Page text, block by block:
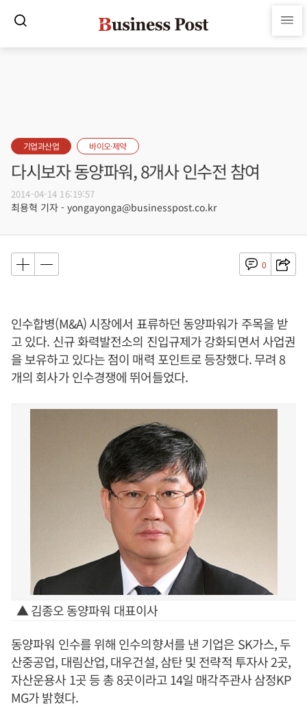
기업과산업 바이오·제약
다시보자 동양파워, 8개사 인수전 참여
2014-04-14 16:19:57
최용혁 기자 - yongayonga@businesspost.co.kr
0
인수합병(M&A) 시장에서 표류하던 동양파워가 주목을 받
고 있다. 신규 화력발전소의 진입규제가 강화되면서 사업권
을 보유하고 있다는 점이 매력 포인트로 등장했다. 무려 8
개의 회사가 인수경쟁에 뛰어들었다.
▲ 김종오 동양파워 대표이사
동양파워 인수를 위해 인수의향서를 낸 기업은 SK가스, 두
산중공업, 대림산업, 대우건설, 삼탄 및 전략적 투자사 2곳,
자산운용사 1곳 등 총 8곳이라고 14일 매각주관사 삼정KP
MG가 밝혔다.